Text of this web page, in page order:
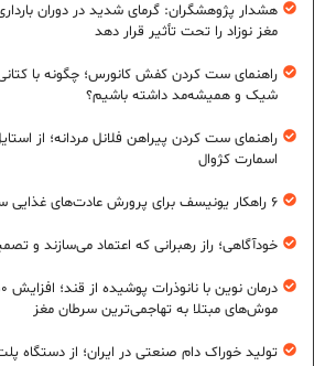
هشدار پژوهشگران: گرمای شدید در دوران
مغز نوزاد را تحت تأثیر قرار دهد
شیک و همیشه‌مد داشته باشیم؟
راهنمای ست کردن پیراهن فلانل مردانه؛ از
اسمارت کژوال
۶ راهکار یونیسف برای پرورش عادت‌های غذایی سالم در کودکان
خودآگاهی؛ راز رهبرانی که اعتماد می‌سازند و
موش‌های مبتلا به تهاجمی‌ترین سرطان مغز
تولید خوراک دام صنعتی در ایران؛ از دستگاه